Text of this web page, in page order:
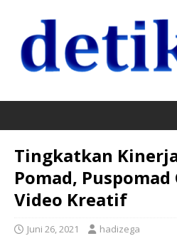
Tingkatkan
Pomad,
Video Kreatif
Juni 26, 2021 hadizega